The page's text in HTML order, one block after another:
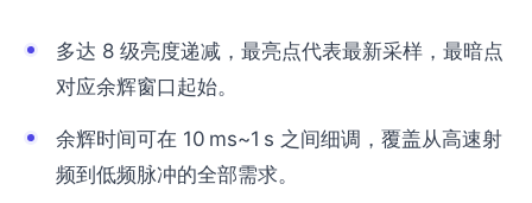
多达 8 级亮度递减，最亮点代表最新采样，最暗点
对应余辉窗口起始。
余辉时间可在 10 ms~1 s 之间细调，覆盖从高速射
频到低频脉冲的全部需求。